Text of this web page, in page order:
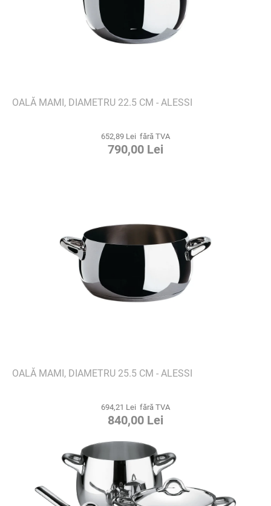
OALĂ MAMI, DIAMETRU 22.5 CM - ALESSI
652,89 Lei fără TVA
790,00 Lei
OALĂ MAMI, DIAMETRU 25.5 CM - ALESSI
694,21 Lei fără TVA
840,00 Lei